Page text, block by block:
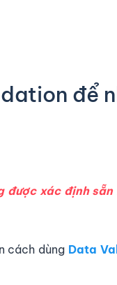
để
xác định
cách dùng Data